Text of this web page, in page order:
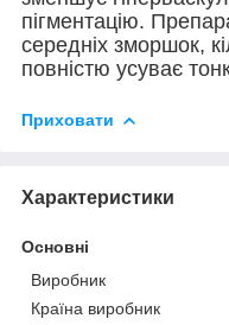
пігментацію.
середніх зморшок,
повністю усуває
Приховати
Характеристики
Основні
Виробник
Країна виробник